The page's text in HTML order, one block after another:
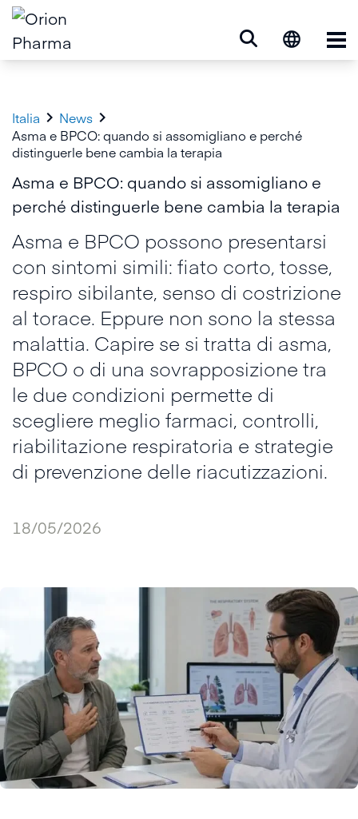
Italia  News 
Asma e BPCO: quando si assomigliano e perché
distinguerle bene cambia la terapia
Asma e BPCO: quando si assomigliano e
perché distinguerle bene cambia la terapia
Asma e BPCO possono presentarsi
con sintomi simili: fiato corto, tosse,
respiro sibilante, senso di costrizione
al torace. Eppure non sono la stessa
malattia. Capire se si tratta di asma,
BPCO o di una sovrapposizione tra
le due condizioni permette di
scegliere meglio farmaci, controlli,
riabilitazione respiratoria e strategie
di prevenzione delle riacutizzazioni.
18/05/2026